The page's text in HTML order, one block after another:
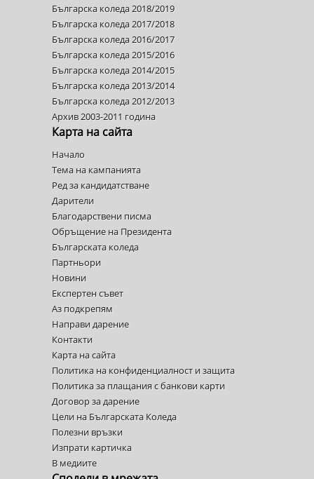
Българска коледа 2018/2019
Българска коледа 2017/2018
Българска коледа 2016/2017
Българска коледа 2015/2016
Българска коледа 2014/2015
Българска коледа 2013/2014
Българска коледа 2012/2013
Архив 2003-2011 година
Карта на сайта
Начало
Тема на кампанията
Ред за кандидатстване
Дарители
Благодарствени писма
Обръщение на Президента
Българската коледа
Партньори
Новини
Експертен съвет
Аз подкрепям
Направи дарение
Контакти
Карта на сайта
Политика на конфиденциалност и защита
Политика за плащания с банкови карти
Договор за дарение
Цели на Българската Коледа
Полезни връзки
Изпрати картичка
В медиите